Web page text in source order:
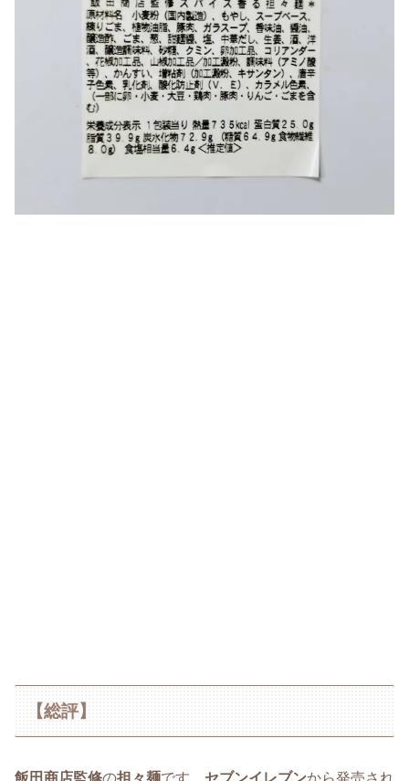
【総評】
飯田商店監修の担々麺です。 セブンイレブンから発売され